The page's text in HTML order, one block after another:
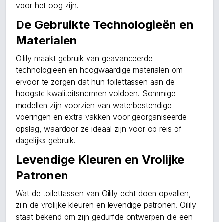
voor het oog zijn.
De Gebruikte Technologieën en
Materialen
Oilily maakt gebruik van geavanceerde
technologieën en hoogwaardige materialen om
ervoor te zorgen dat hun toilettassen aan de
hoogste kwaliteitsnormen voldoen. Sommige
modellen zijn voorzien van waterbestendige
voeringen en extra vakken voor georganiseerde
opslag, waardoor ze ideaal zijn voor op reis of
dagelijks gebruik.
Levendige Kleuren en Vrolijke
Patronen
Wat de toilettassen van Oilily echt doen opvallen,
zijn de vrolijke kleuren en levendige patronen. Oilily
staat bekend om zijn gedurfde ontwerpen die een